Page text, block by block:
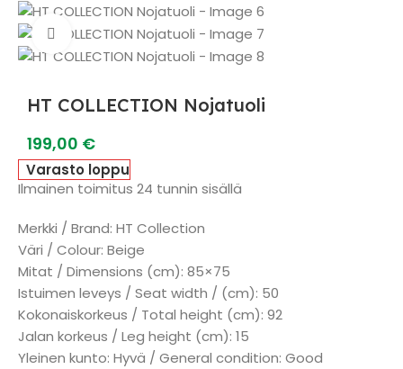
Watch video
HT COLLECTION Nojatuoli
199,00 €
Varasto loppu
Ilmainen toimitus 24 tunnin sisällä
Merkki / Brand: HT Collection
Väri / Colour: Beige
Mitat / Dimensions (cm): 85×75
Istuimen leveys / Seat width / (cm): 50
Kokonaiskorkeus / Total height (cm): 92
Jalan korkeus / Leg height (cm): 15
Yleinen kunto: Hyvä / General condition: Good